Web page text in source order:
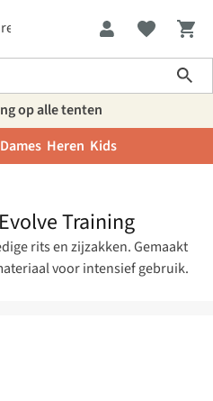
op alle tenten
Dames Heren Kids
Training
rits en zijzakken. Gemaakt
voor intensief gebruik.